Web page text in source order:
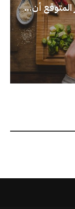
المتوقع أن...